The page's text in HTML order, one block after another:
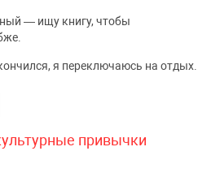
— ищу книгу, чтобы
я переключаюсь на отдых.
привычки